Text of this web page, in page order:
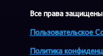
Все права
Пользовательское
Политика